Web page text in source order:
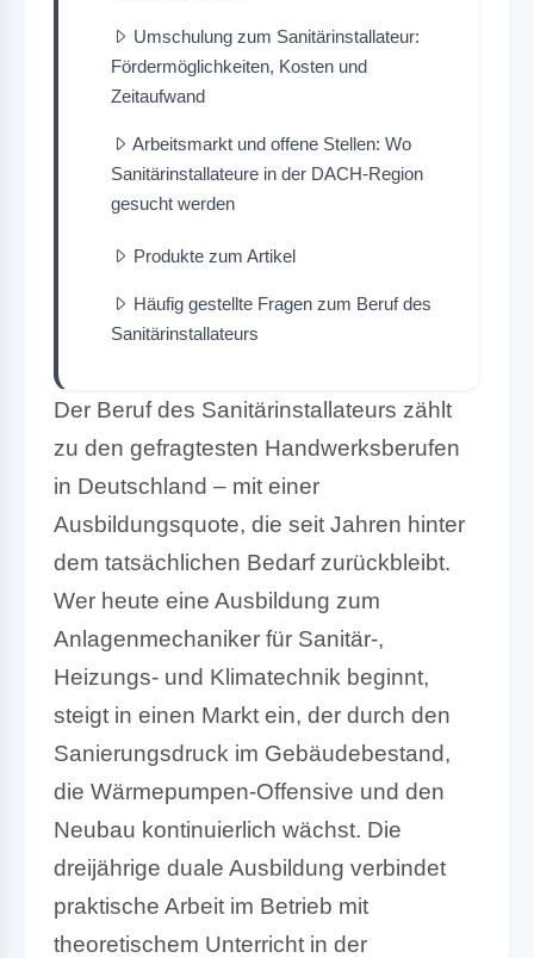
Umschulung zum Sanitärinstallateur:
Fördermöglichkeiten, Kosten und
Zeitaufwand
Arbeitsmarkt und offene Stellen: Wo
Sanitärinstallateure in der DACH-Region
gesucht werden
Produkte zum Artikel
Häufig gestellte Fragen zum Beruf des
Sanitärinstallateurs
Der Beruf des Sanitärinstallateurs zählt
zu den gefragtesten Handwerksberufen
in Deutschland – mit einer
Ausbildungsquote, die seit Jahren hinter
dem tatsächlichen Bedarf zurückbleibt.
Wer heute eine Ausbildung zum
Anlagenmechaniker für Sanitär-,
Heizungs- und Klimatechnik beginnt,
steigt in einen Markt ein, der durch den
Sanierungsdruck im Gebäudebestand,
die Wärmepumpen-Offensive und den
Neubau kontinuierlich wächst. Die
dreijährige duale Ausbildung verbindet
praktische Arbeit im Betrieb mit
theoretischem Unterricht in der